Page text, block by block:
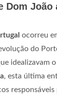
Dom João
ocorreu
do
idealizavam
, esta última
responsáveis